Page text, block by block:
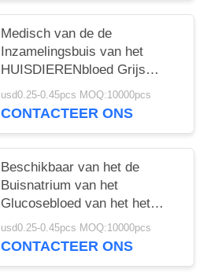
Medisch van de de
Inzamelingsbuis van het
HUISDIERENbloed Grijs
Hoogste het Bloedflesje 1ML -
6ML
usd0.25-0.45pcs MOQ:10000pcs
CONTACTEER ONS
Beschikbaar van het de
Buisnatrium van het
Glucosebloed van het het
Fluoridekalium het
Oxalaatadditief
usd0.25-0.45pcs MOQ:10000pcs
CONTACTEER ONS